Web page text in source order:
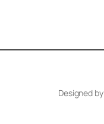
Designed by